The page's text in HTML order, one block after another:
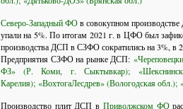
Северо-Западный ФОв совокупном
упали на 5%. По итогам 2021 г. в ЦФО был
производства ДСП в СЗФО сократились на 3%,
Предприятия СЗФО на рынке ДСП:
ФЗ» (Р. Коми, г. Сыктывкар);
Карелия); «ВохтогаЛесдрев» (Вологодская обл.);
Производство плит ДСП в Приволжском ФО